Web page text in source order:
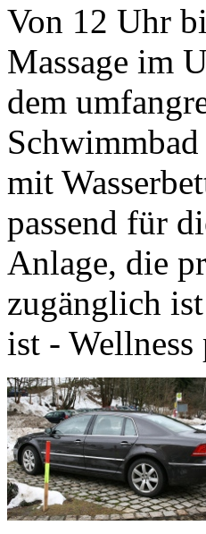
Von 12 Uhr
Massage im
dem
mit
passend für
Anlage, die
zugänglich
ist -